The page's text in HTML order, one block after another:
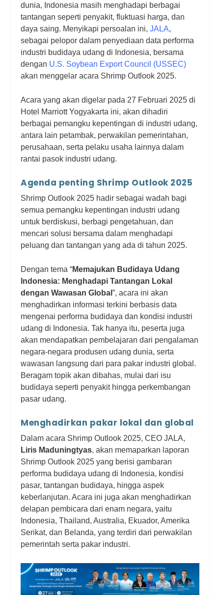
dunia, Indonesia masih menghadapi berbagai
tantangan seperti penyakit, fluktuasi harga, dan
daya saing. Menyikapi persoalan ini,JALA,
sebagai pelopor dalam penyediaan data performa
industri budidaya udang di Indonesia, bersama
dengan U.S. Soybean Export Council (USSEC)
akan menggelar acara Shrimp Outlook 2025.
Acara yang akan digelar pada 27 Februari 2025 di
Hotel Marriott Yogyakarta ini, akan dihadiri
berbagai pemangku kepentingan di industri udang,
antara lain petambak, perwakilan pemerintahan,
perusahaan, serta pelaku usaha lainnya dalam
rantai pasok industri udang.
Agenda penting Shrimp Outlook 2025
Shrimp Outlook 2025 hadir sebagai wadah bagi
semua pemangku kepentingan industri udang
untuk berdiskusi, berbagi pengetahuan, dan
mencari solusi bersama dalam menghadapi
peluang dan tantangan yang ada di tahun 2025.
Dengan tema “Memajukan Budidaya Udang
Indonesia: Menghadapi Tantangan Lokal
dengan Wawasan Global”, acara ini akan
menghadirkan informasi terkini berbasis data
mengenai performa budidaya dan kondisi industri
udang di Indonesia. Tak hanya itu, peserta juga
akan mendapatkan pembelajaran dari pengalaman
negara-negara produsen udang dunia, serta
wawasan langsung dari para pakar industri global.
Beragam topik akan dibahas, mulai dari isu
budidaya seperti penyakit hingga perkembangan
pasar udang.
Menghadirkan pakar lokal dan global
Dalam acara Shrimp Outlook 2025, CEO JALA,
Liris Maduningtyas, akan memaparkan laporan
Shrimp Outlook 2025 yang berisi gambaran
performa budidaya udang di Indonesia, kondisi
pasar, tantangan budidaya, hingga aspek
keberlanjutan. Acara ini juga akan menghadirkan
delapan pembicara dari enam negara, yaitu
Indonesia, Thailand, Australia, Ekuador, Amerika
Serikat, dan Belanda, yang terdiri dari perwakilan
pemerintah serta pakar industri.